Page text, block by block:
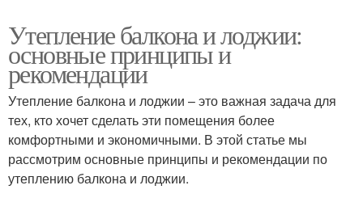
Утепление балкона и лоджии:
основные принципы и
рекомендации
Утепление балкона и лоджии – это важная задача для
тех, кто хочет сделать эти помещения более
комфортными и экономичными. В этой статье мы
рассмотрим основные принципы и рекомендации по
утеплению балкона и лоджии.